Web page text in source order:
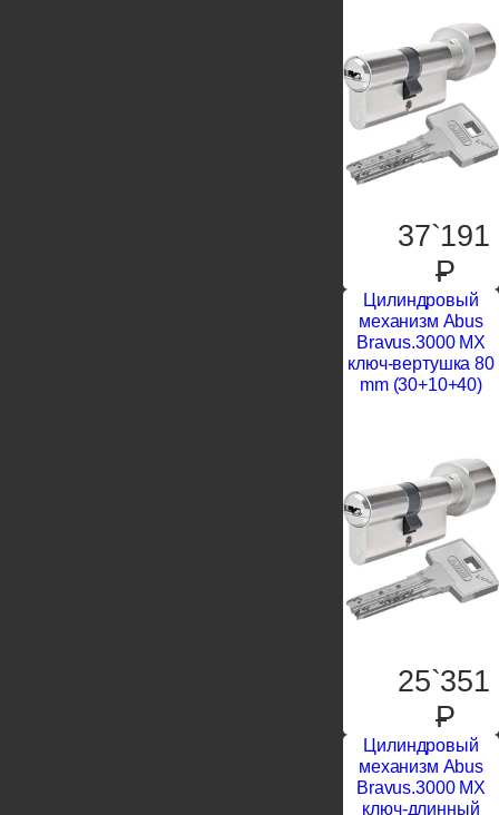
37`191
P
Цилиндровый
механизм Abus
Bravus.3000 MX
ключ-вертушка 80
mm (30+10+40)
25`351
P
Цилиндровый
механизм Abus
Bravus.3000 MX
ключ-длинный